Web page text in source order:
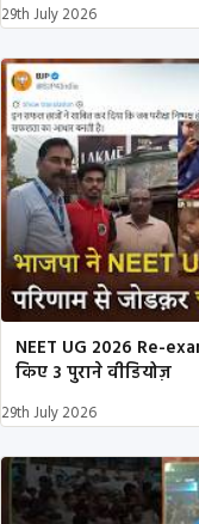
29th July 2026
NEET UG 2026 Re-
किए 3 पुराने वीडियोज़
29th July 2026